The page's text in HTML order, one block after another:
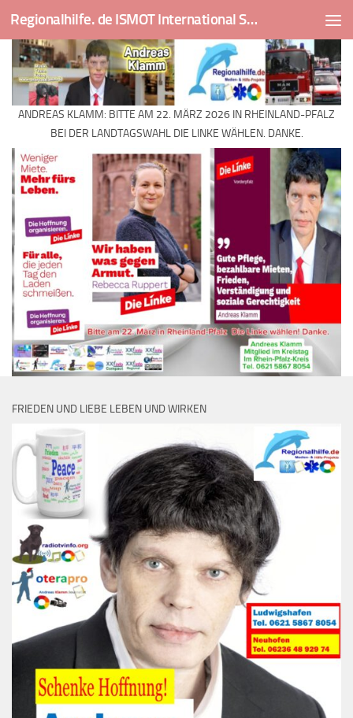
Skip to content Regionalhilfe. de ISMOT International Social And Medical Outreach Team
ANDREAS KLAMM: BITTE AM 22. MÄRZ 2026 IN RHEINLAND-PFALZ
BEI DER LANDTAGSWAHL DIE LINKE WÄHLEN. DANKE.
FRIEDEN UND LIEBE LEBEN UND WIRKEN